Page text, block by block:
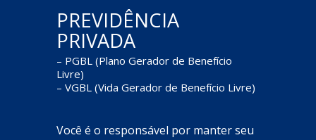
PREVIDÊNCIA
PRIVADA
– PGBL (Plano Gerador de Benefício
Livre)
– VGBL (Vida Gerador de Benefício Livre)
Você é o responsável por manter seu